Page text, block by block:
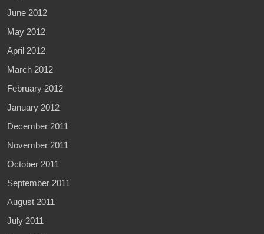
June 2012
May 2012
April 2012
March 2012
February 2012
January 2012
December 2011
November 2011
October 2011
September 2011
August 2011
July 2011